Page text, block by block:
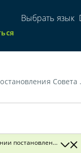
Выбрать язык
Республики Беларусь от 22 июля 2022 г. № 482/16"»
постановления